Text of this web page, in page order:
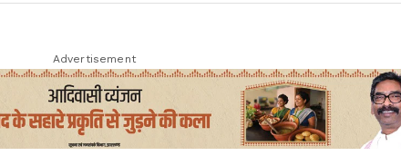
Advertisement